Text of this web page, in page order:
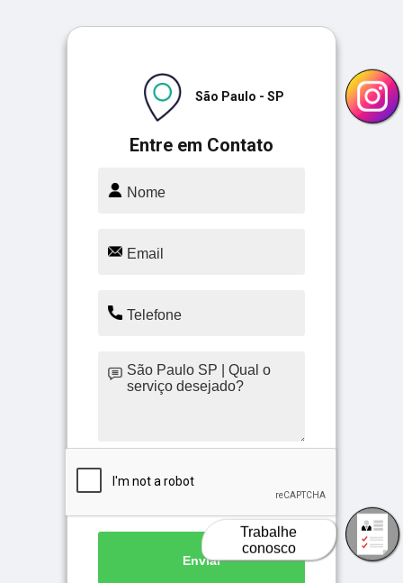
Entre em Contato
São Paulo - SP
Enviar
Trabalhe
conosco